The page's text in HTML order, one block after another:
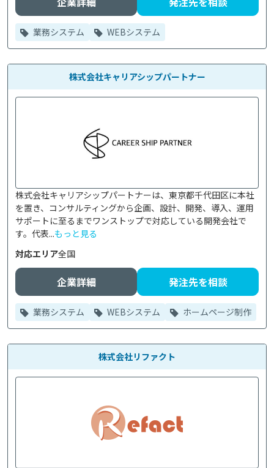
業務システム WEBシステム
株式会社キャリアシップパートナー
株式会社キャリアシップパートナーは、東京都千代田区に本社
を置き、コンサルティングから企画、設計、開発、導入、運用
サポートに至るまでワンストップで対応している開発会社で
す。代表...もっと見る
対応エリア全国
企業詳細 発注先を相談
業務システム WEBシステム ホームページ制作
株式会社リファクト